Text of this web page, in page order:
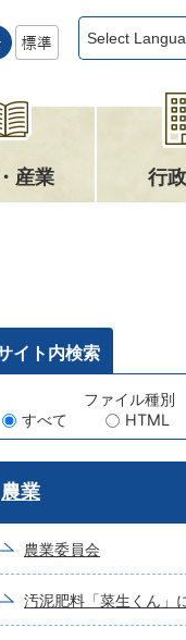
産業 行
イト内検索
ー
ファイル種別
すべて
HTML
農業
農業委員会
汚泥肥料「菜生くん」